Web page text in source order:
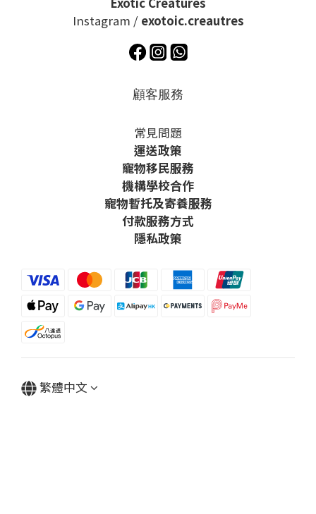
Instagram / exotoic.creautres
顧客服務
常見問題
運送政策
寵物移民服務
機構學校合作
寵物暫托及寄養服務
付款服務方式
隱私政策
繁體中文